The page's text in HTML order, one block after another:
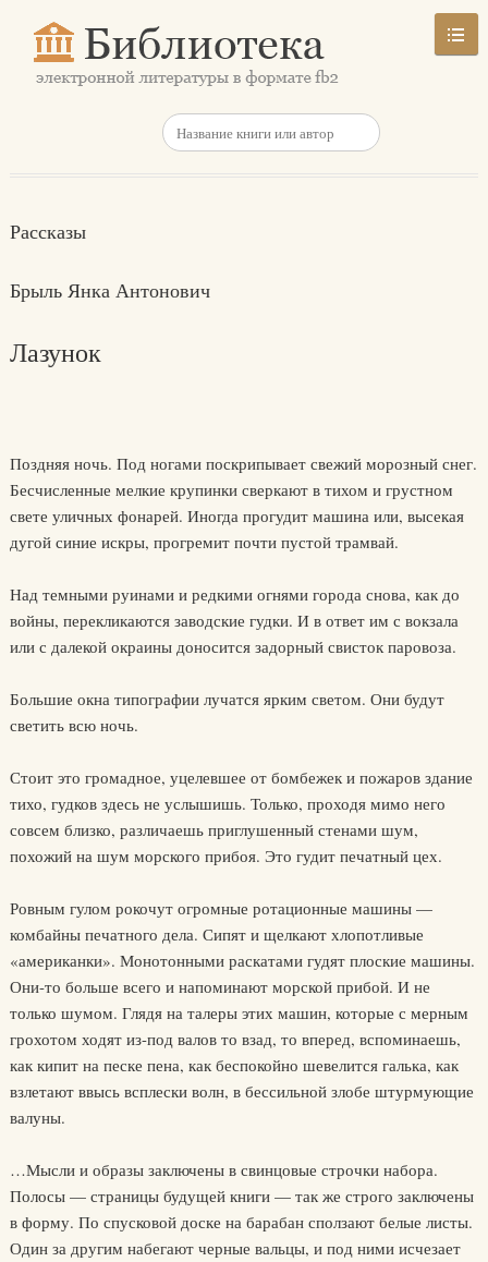
Рассказы
Брыль Янка Антонович
Лазунок
Поздняя ночь. Под ногами поскрипывает свежий морозный снег.
Бесчисленные мелкие крупинки сверкают в тихом и грустном
свете уличных фонарей. Иногда прогудит машина или, высекая
дугой синие искры, прогремит почти пустой трамвай.
Над темными руинами и редкими огнями города снова, как до
войны, перекликаются заводские гудки. И в ответ им с вокзала
или с далекой окраины доносится задорный свисток паровоза.
Большие окна типографии лучатся ярким светом. Они будут
светить всю ночь.
Стоит это громадное, уцелевшее от бомбежек и пожаров здание
тихо, гудков здесь не услышишь. Только, проходя мимо него
совсем близко, различаешь приглушенный стенами шум,
похожий на шум морского прибоя. Это гудит печатный цех.
Ровным гулом рокочут огромные ротационные машины —
комбайны печатного дела. Сипят и щелкают хлопотливые
«американки». Монотонными раскатами гудят плоские машины.
Они-то больше всего и напоминают морской прибой. И не
только шумом. Глядя на талеры этих машин, которые с мерным
грохотом ходят из-под валов то взад, то вперед, вспоминаешь,
как кипит на песке пена, как беспокойно шевелится галька, как
взлетают ввысь всплески волн, в бессильной злобе штурмующие
валуны.
…Мысли и образы заключены в свинцовые строчки набора.
Полосы — страницы будущей книги — так же строго заключены
в форму. По спусковой доске на барабан сползают белые листы.
Один за другим набегают черные вальцы, и под ними исчезает